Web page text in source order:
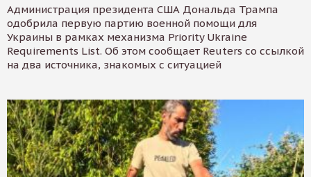
Администрация президента США Дональда Трампа
одобрила первую партию военной помощи для
Украины в рамках механизма Priority Ukraine
Requirements List. Об этом сообщает Reuters со ссылкой
на два источника, знакомых с ситуацией